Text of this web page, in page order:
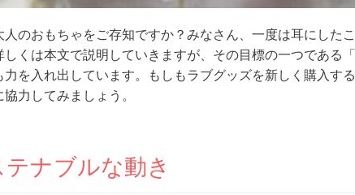
のおもちゃをご存知ですか？みなさん、一度は耳にした
しくは本文で説明していきますが、その目標の一つである
を入れ出しています。もしもラブグッズを新しく購入す
力してみましょう。
ナブルな動き